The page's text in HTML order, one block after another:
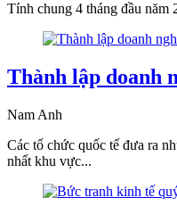
Tính chung 4 tháng đầu năm
Thành lập doanh
Nam Anh
Các tổ chức quốc tế đưa ra
nhất khu vực...